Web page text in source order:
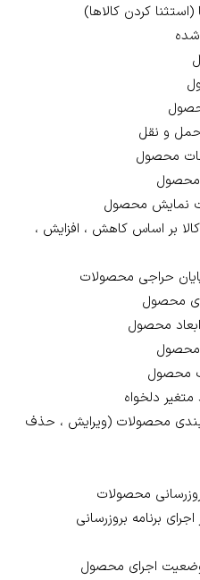
کردن کالاها)
شده
حمل و نقل
محصول
محصول
نمایش محصول
بر اساس کاهش ، افزایش ،
حراجی محصولات
محصول
محصول
محصول
محصول
دلخواه
بندی محصولات (ویرایش ، حذف
محصولات
برنامه بروزرسانی